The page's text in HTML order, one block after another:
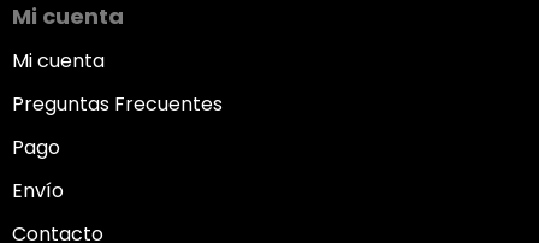
Mi cuenta
Mi cuenta
Preguntas Frecuentes
Pago
Envío
Contacto